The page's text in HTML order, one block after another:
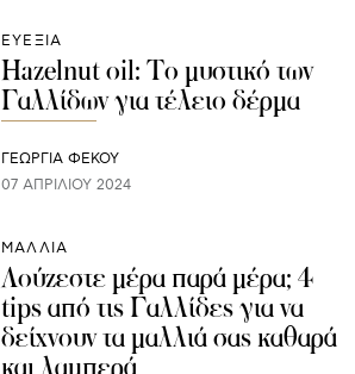
ΕΥΕΞΙΑ
Hazelnut oil: Το μυστικό των
Γαλλίδων για τέλειο δέρμα
ΓΕΩΡΓΙΑ ΦΕΚΟΥ
07 ΑΠΡΙΛΊΟΥ 2024
ΜΑΛΛΙΑ
Λούζεστε μέρα παρά μέρα; 4
tips από τις Γαλλίδες για να
δείχνουν τα μαλλιά σας καθαρά